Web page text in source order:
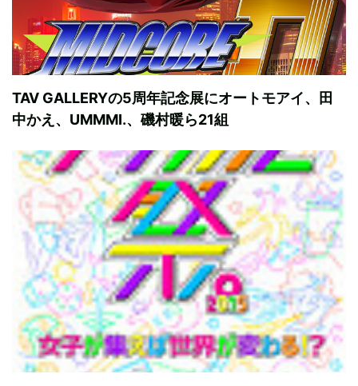
TAV GALLERYの5周年記念展にオートモアイ、田
中かえ、UMMMI.、磯村暖ら21組